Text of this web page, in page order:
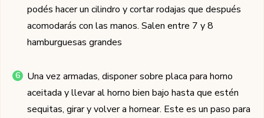
podés hacer un cilindro y cortar rodajas que después
acomodarás con las manos. Salen entre 7 y 8
hamburguesas grandes
Una vez armadas, disponer sobre placa para horno
aceitada y llevar al horno bien bajo hasta que estén
sequitas, girar y volver a hornear. Este es un paso para